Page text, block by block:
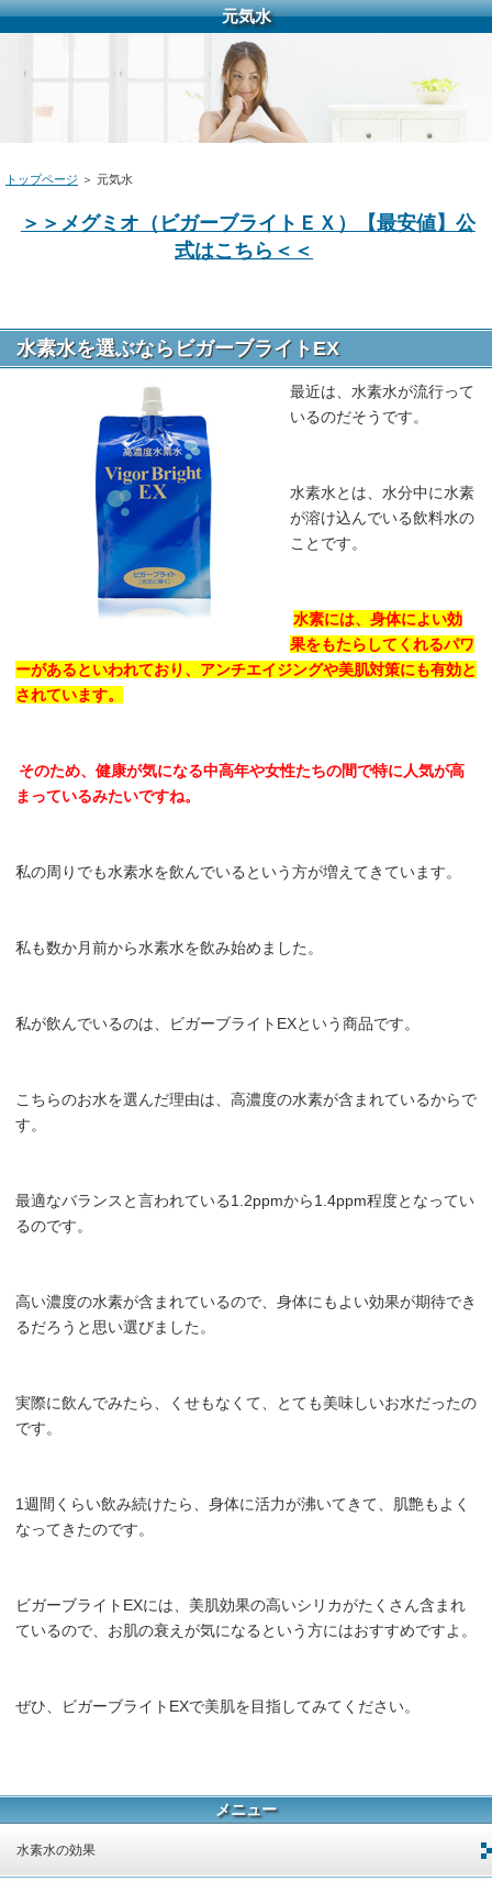
元気水
トップページ ＞ 元気水
＞＞メグミオ（ビガーブライトＥＸ）【最安値】公
式はこちら＜＜
水素水を選ぶならビガーブライトEX
最近は、水素水が流行って
いるのだそうです。
水素水とは、水分中に水素
が溶け込んでいる飲料水の
ことです。
水素には、身体によい効
果をもたらしてくれるパワ
ーがあるといわれており、アンチエイジングや美肌対策にも有効と
されています。
そのため、健康が気になる中高年や女性たちの間で特に人気が高
まっているみたいですね。
私の周りでも水素水を飲んでいるという方が増えてきています。
私も数か月前から水素水を飲み始めました。
私が飲んでいるのは、ビガーブライトEXという商品です。
こちらのお水を選んだ理由は、高濃度の水素が含まれているからで
す。
最適なバランスと言われている1.2ppmから1.4ppm程度となってい
るのです。
高い濃度の水素が含まれているので、身体にもよい効果が期待でき
るだろうと思い選びました。
実際に飲んでみたら、くせもなくて、とても美味しいお水だったの
です。
1週間くらい飲み続けたら、身体に活力が沸いてきて、肌艶もよく
なってきたのです。
ビガーブライトEXには、美肌効果の高いシリカがたくさん含まれ
ているので、お肌の衰えが気になるという方にはおすすめですよ。
ぜひ、ビガーブライトEXで美肌を目指してみてください。
メニュー
水素水の効果